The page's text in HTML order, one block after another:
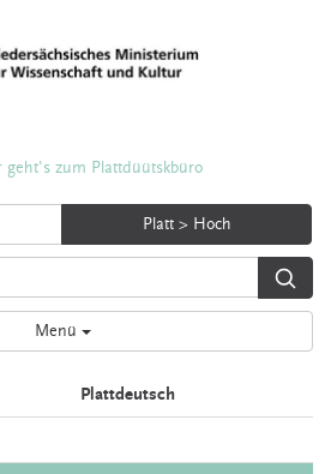
geht's zum Plattdüütskbüro
Platt > Hoch
Menü
Plattdeutsch